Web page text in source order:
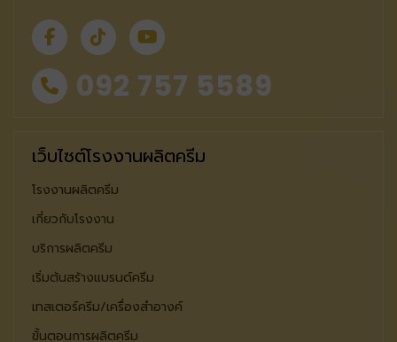
092 757 5589
เว็บไซต์โรงงานผลิตครีม
โรงงานผลิตครีม
เกี่ยวกับโรงงาน
บริการผลิตครีม
เริ่มต้นสร้างแบรนด์ครีม
เทสเตอร์ครีม/เครื่องสำอางค์
ขั้นตอนการผลิตครีม